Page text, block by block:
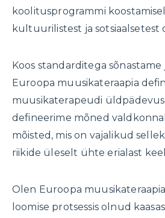
koolitusprogrammi
kultuurilistest ja sotsiaalsetest
Koos standarditega sõnastame
Euroopa muusikateraapia
muusikaterapeudi
defineerime mõned
mõisted, mis on vajalikud
riikide üleselt ühte erialast
Olen Euroopa
loomise protsessis olnud